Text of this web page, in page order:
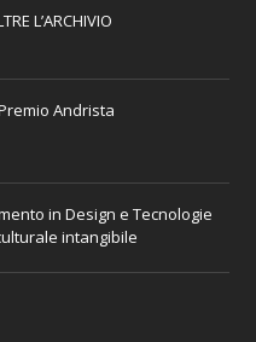
L’ARCHIVIO
Andrista
in Design e Tecnologie
intangibile